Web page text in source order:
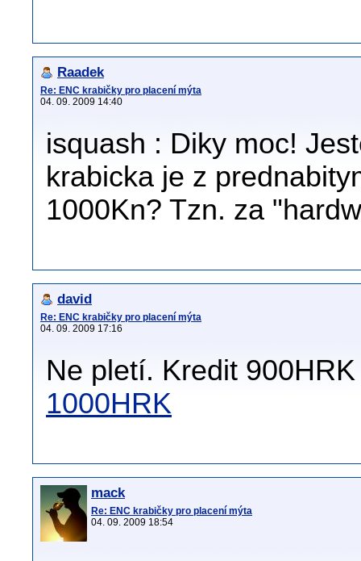
Raadek
Re: ENC krabičky pro placení mýta
04. 09. 2009 14:40
isquash : Diky moc!
krabicka je z
1000Kn? Tzn. za
david
Re: ENC krabičky pro placení mýta
04. 09. 2009 17:16
Ne pletí. Kredit
1000HRK
mack
Re: ENC krabičky pro placení mýta
04. 09. 2009 18:54